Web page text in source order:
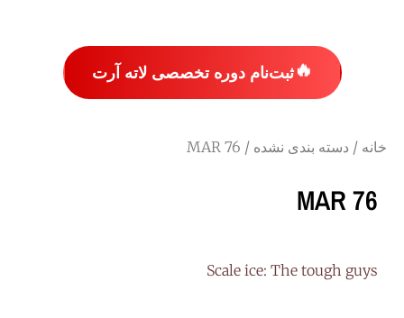
🔥ثبت‌نام دوره تخصصی لاته آرت
خانه / دسته بندی نشده / MAR 76
MAR 76
Scale ice: The tough guys